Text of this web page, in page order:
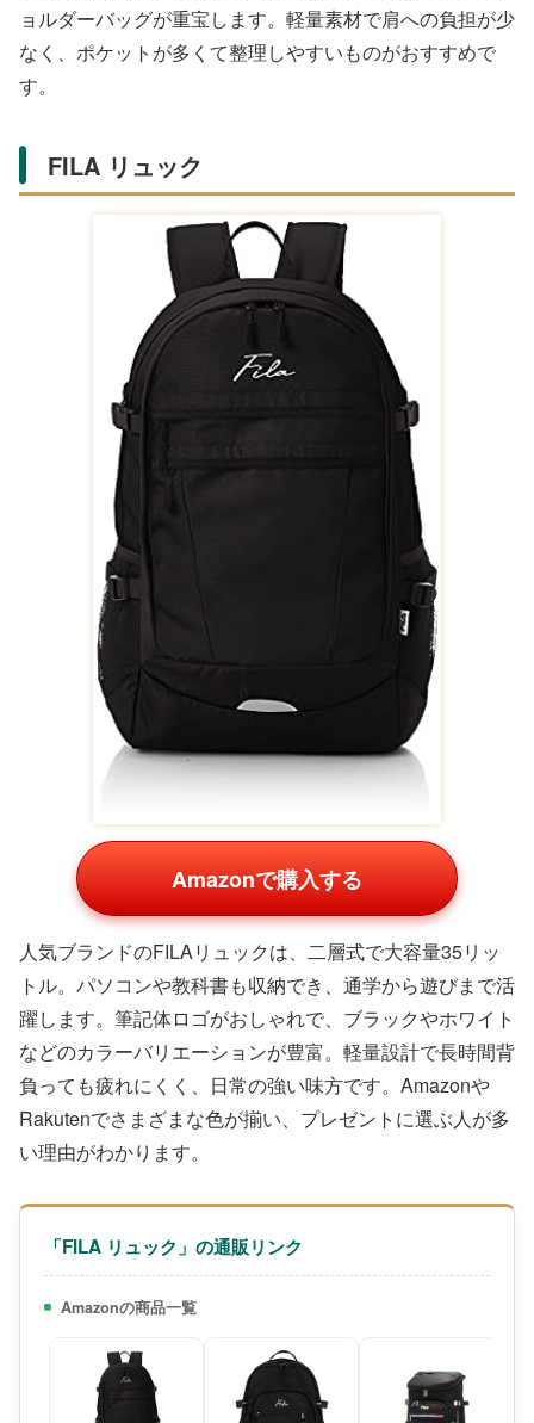
ョルダーバッグが重宝します。軽量素材で肩への負担が少
なく、ポケットが多くて整理しやすいものがおすすめで
す。
FILA リュック
Amazonで購入する
人気ブランドのFILAリュックは、二層式で大容量35リッ
トル。パソコンや教科書も収納でき、通学から遊びまで活
躍します。筆記体ロゴがおしゃれで、ブラックやホワイト
などのカラーバリエーションが豊富。軽量設計で長時間背
負っても疲れにくく、日常の強い味方です。Amazonや
Rakutenでさまざまな色が揃い、プレゼントに選ぶ人が多
い理由がわかります。
「FILA リュック」の通販リンク
Amazonの商品一覧